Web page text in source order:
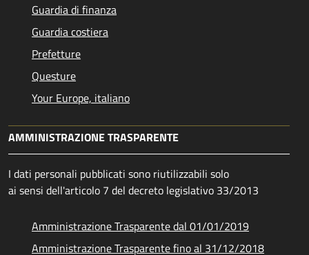
Guardia di finanza
Guardia costiera
Prefetture
Questure
Your Europe, italiano
AMMINISTRAZIONE TRASPARENTE
I dati personali pubblicati sono riutilizzabili solo
ai sensi dell'articolo 7 del decreto legislativo 33/2013
Amministrazione Trasparente dal 01/01/2019
Amministrazione Trasparente fino al 31/12/2018